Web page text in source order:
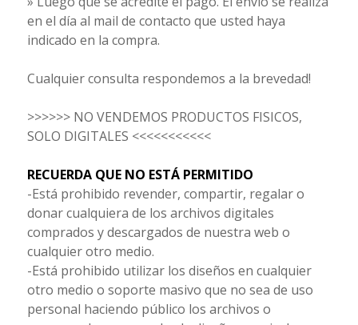
en el día al mail de contacto que usted haya
indicado en la compra.
Cualquier consulta respondemos a la brevedad!
>>>>>> NO VENDEMOS PRODUCTOS FISICOS,
SOLO DIGITALES <<<<<<<<<<<
RECUERDA QUE NO ESTÁ PERMITIDO
-Está prohibido revender, compartir, regalar o
donar cualquiera de los archivos digitales
comprados y descargados de nuestra web o
cualquier otro medio.
-Está prohibido utilizar los diseños en cualquier
otro medio o soporte masivo que no sea de uso
personal haciendo público los archivos o